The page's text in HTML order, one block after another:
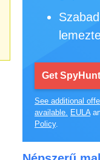
Get
See additional
available. EULA
Policy.